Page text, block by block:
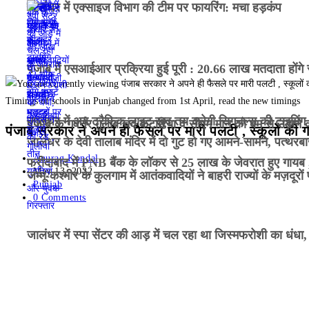
जालंधर में एक्साइज विभाग की टीम पर फायरिंग: मचा हड़कंप
पंजाब में एसआईआर प्रक्रिया हुई पूरी : 20.66 लाख मतदाता होंगे
पंजाब के गवर्नर गुलाब चंद कटारिया व सीएम मान को बम से
जालंधर में अब ट्रैफिक लाइट खुद तय करेगी सिगनल्स की टाइमिंग ,
जालंधर के देवी तालाब मंदिर में दो गुट हो गए आमने-सामने,
फरीदाबाद में PNB बैंक के लॉकर से 25 लाख के जेवरात हुए
जालंधर में स्पा सेंटर की आड़ में चल रहा था जिस्मफरोशी का
जम्मू-कश्मीर के कुलगाम में आतंकवादियों ने बाहरी राज्यों के मज़दूरों
Timings of schools in Punjab changed from 1st April, read the new timings
पंजाब सरकार ने अपने ही फैसले पर मारी पलटी , स्कूलों की
Anurag Kondal
May 13, 2022
Punjab
0 Comments